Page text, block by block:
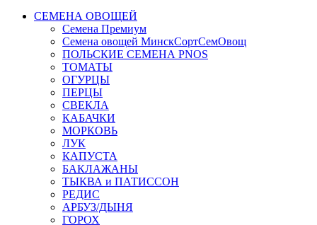
СЕМЕНА ОВОЩЕЙ
Семена Премиум
Семена овощей МинскСортСемОвощ
ПОЛЬСКИЕ СЕМЕНА PNOS
ТОМАТЫ
ОГУРЦЫ
ПЕРЦЫ
СВЕКЛА
КАБАЧКИ
МОРКОВЬ
ЛУК
КАПУСТА
БАКЛАЖАНЫ
ТЫКВА и ПАТИССОН
РЕДИС
АРБУЗ/ДЫНЯ
ГОРОХ